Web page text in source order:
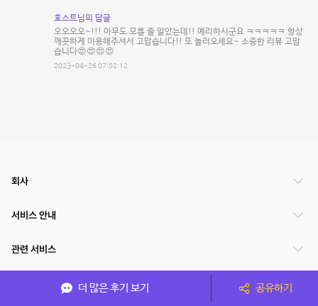
호스트님의 답글
오오오오~!!! 아무도 모를 줄 알았는데!! 예리하시군요 ㅋㅋㅋㅋㅋ 항상
깨끗하게 이용해주셔서 고맙습니다!! 또 놀러오세요~ 소중한 리뷰 고맙
습니다😍😍😍😍
2023-04-26 07:52:12
더 많은 후기 보기 공유하기
회사
서비스 안내
관련 서비스